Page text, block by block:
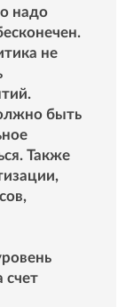
надо
не
быть
Также
счет